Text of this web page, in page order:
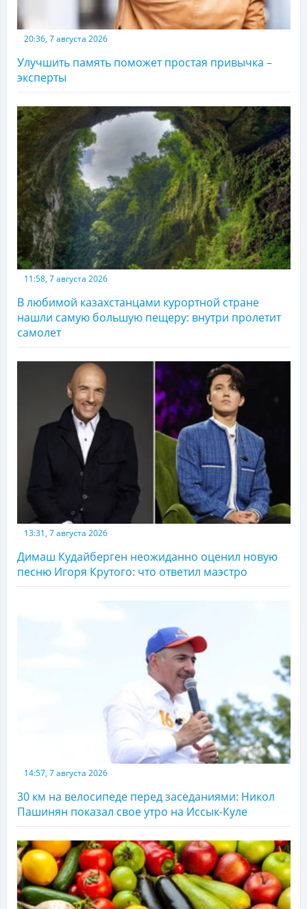
20:36, 7 августа 2026
Улучшить память поможет простая привычка –
эксперты
11:58, 7 августа 2026
В любимой казахстанцами курортной стране
нашли самую большую пещеру: внутри пролетит
самолет
13:31, 7 августа 2026
Димаш Кудайберген неожиданно оценил новую
песню Игоря Крутого: что ответил маэстро
14:57, 7 августа 2026
30 км на велосипеде перед заседаниями: Никол
Пашинян показал свое утро на Иссык-Куле